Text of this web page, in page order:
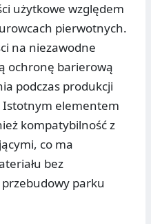
użytkowe względem
pierwotnych.
na niezawodne
ochronę barierową
podczas produkcji
Istotnym elementem
kompatybilność z
co ma
bez
parku